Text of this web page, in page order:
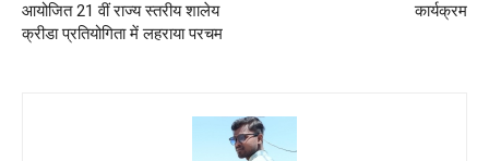
आयोजित 21 वीं राज्य स्तरीय शालेय
क्रीडा प्रतियोगिता में लहराया परचम
कार्यक्रम